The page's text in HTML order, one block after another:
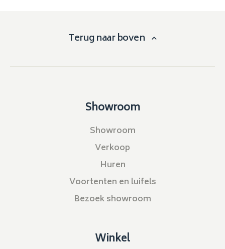
Terug naar boven
Showroom
Showroom
Verkoop
Huren
Voortenten en luifels
Bezoek showroom
Winkel